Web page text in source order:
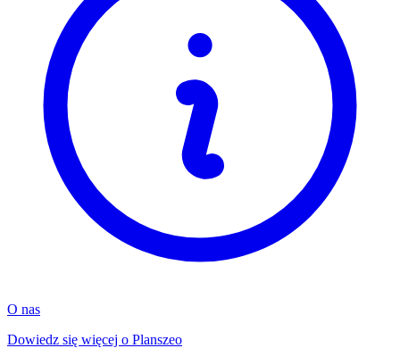
O nas
Dowiedz się więcej o Planszeo